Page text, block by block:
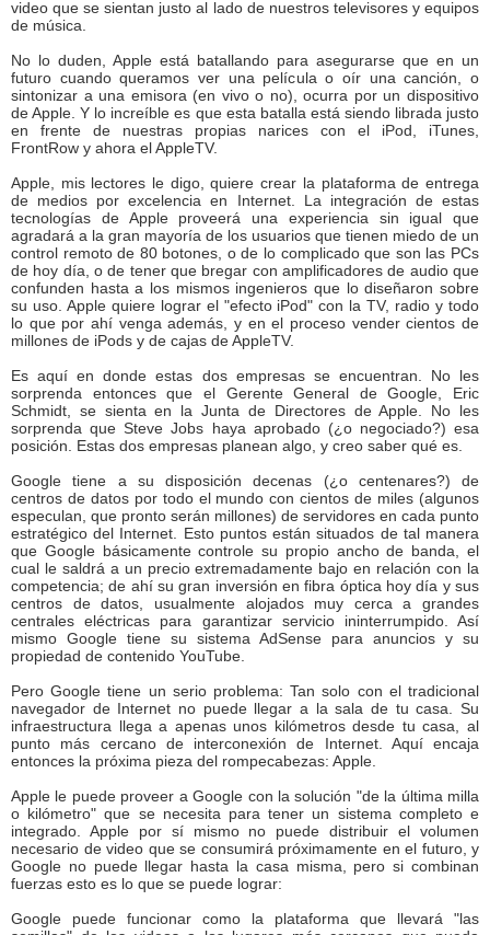
video que se sientan justo al lado de nuestros televisores y equipos
de música.
No lo duden, Apple está batallando para asegurarse que en un
futuro cuando queramos ver una película o oír una canción, o
sintonizar a una emisora (en vivo o no), ocurra por un dispositivo
de Apple. Y lo increíble es que esta batalla está siendo librada justo
en frente de nuestras propias narices con el iPod, iTunes,
FrontRow y ahora el AppleTV.
Apple, mis lectores le digo, quiere crear la plataforma de entrega
de medios por excelencia en Internet. La integración de estas
tecnologías de Apple proveerá una experiencia sin igual que
agradará a la gran mayoría de los usuarios que tienen miedo de un
control remoto de 80 botones, o de lo complicado que son las PCs
de hoy día, o de tener que bregar con amplificadores de audio que
confunden hasta a los mismos ingenieros que lo diseñaron sobre
su uso. Apple quiere lograr el "efecto iPod" con la TV, radio y todo
lo que por ahí venga además, y en el proceso vender cientos de
millones de iPods y de cajas de AppleTV.
Es aquí en donde estas dos empresas se encuentran. No les
sorprenda entonces que el Gerente General de Google, Eric
Schmidt, se sienta en la Junta de Directores de Apple. No les
sorprenda que Steve Jobs haya aprobado (¿o negociado?) esa
posición. Estas dos empresas planean algo, y creo saber qué es.
Google tiene a su disposición decenas (¿o centenares?) de
centros de datos por todo el mundo con cientos de miles (algunos
especulan, que pronto serán millones) de servidores en cada punto
estratégico del Internet. Esto puntos están situados de tal manera
que Google básicamente controle su propio ancho de banda, el
cual le saldrá a un precio extremadamente bajo en relación con la
competencia; de ahí su gran inversión en fibra óptica hoy día y sus
centros de datos, usualmente alojados muy cerca a grandes
centrales eléctricas para garantizar servicio ininterrumpido. Así
mismo Google tiene su sistema AdSense para anuncios y su
propiedad de contenido YouTube.
Pero Google tiene un serio problema: Tan solo con el tradicional
navegador de Internet no puede llegar a la sala de tu casa. Su
infraestructura llega a apenas unos kilómetros desde tu casa, al
punto más cercano de interconexión de Internet. Aquí encaja
entonces la próxima pieza del rompecabezas: Apple.
Apple le puede proveer a Google con la solución "de la última milla
o kilómetro" que se necesita para tener un sistema completo e
integrado. Apple por sí mismo no puede distribuir el volumen
necesario de video que se consumirá próximamente en el futuro, y
Google no puede llegar hasta la casa misma, pero si combinan
fuerzas esto es lo que se puede lograr:
Google puede funcionar como la plataforma que llevará "las